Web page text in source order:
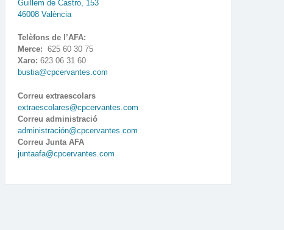
Guillem de Castro, 153
46008 València
Telèfons de l’AFA:
Merce: 625 60 30 75
Xaro: 623 06 31 60
bustia@cpcervantes.com
Correu extraescolars
extraescolares@cpcervantes.com
Correu administració
administración@cpcervantes.com
Correu Junta AFA
juntaafa@cpcervantes.com